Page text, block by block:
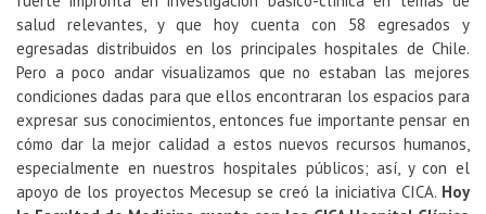
salud relevantes, y que hoy cuenta con 58 egresados y
egresadas distribuidos en los principales hospitales de Chile.
Pero a poco andar visualizamos que no estaban las mejores
condiciones dadas para que ellos encontraran los espacios para
expresar sus conocimientos, entonces fue importante pensar en
cómo dar la mejor calidad a estos nuevos recursos humanos,
especialmente en nuestros hospitales públicos; así, y con el
apoyo de los proyectos Mecesup se creó la iniciativa CICA. Hoy